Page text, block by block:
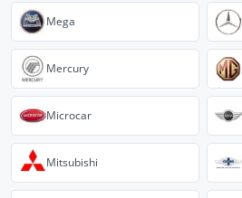
Mega
Mercury
Microcar
Mitsubishi